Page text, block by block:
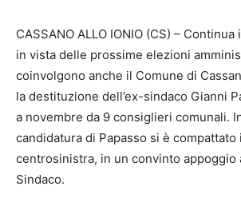
CASSANO ALLO IONIO (CS) –
in vista delle prossime elezioni
coinvolgono anche il Comune di
la destituzione dell’ex-sindaco Gianni
a novembre da 9 consiglieri comunali.
candidatura di Papasso si è
centrosinistra, in un convinto appoggio
Sindaco.